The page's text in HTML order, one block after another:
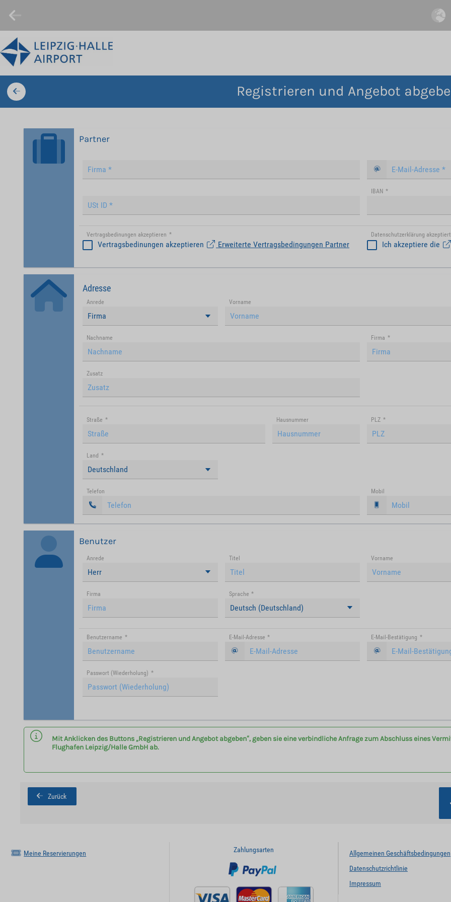
Registrieren und Angebot
Partner
IBAN *
Vertragsbedinungen akzeptieren *
Vertragsbedinungen akzeptieren Erweiterte Vertragsbedingungen Partner
Datenschutzerklärung akzeptiert
Ich akzeptiere die
Adresse
Anrede
Firma
Vorname
Nachname Firma *
Zusatz
Straße * Hausnummer PLZ *
Land *
Deutschland
Telefon Mobil
Benutzer
Anrede
Herr
Titel Vorname
Firma Sprache *
Deutsch (Deutschland)
Benutzername * E-Mail-Adresse * E-Mail-Bestätigung *
Passwort (Wiederholung) *
Mit Anklicken des Buttons „Registrieren und Angebot abgeben“, geben sie eine verbindliche Anfrage zum Abschluss eines
Flughafen Leipzig/Halle GmbH ab.
Zurück
Meine Reservierungen Zahlungsarten
Allgemeinen Geschäftsbedingungen
Datenschutzrichtlinie
Impressum